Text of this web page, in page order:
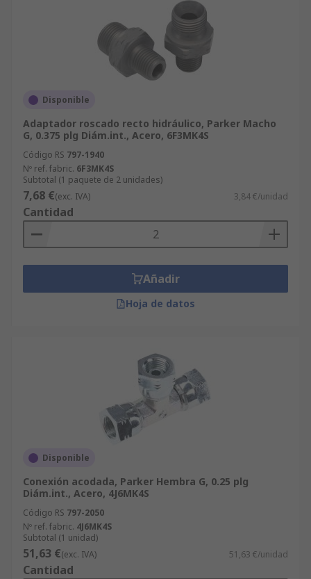
Disponible
Adaptador roscado recto hidráulico, Parker Macho
G, 0.375 plg Diám.int., Acero, 6F3MK4S
Código RS 797-1940
Nº ref. fabric. 6F3MK4S
Subtotal (1 paquete de 2 unidades)
7,68 €(exc. IVA) 3,84 €/unidad
Cantidad
Añadir
Hoja de datos
Disponible
Conexión acodada, Parker Hembra G, 0.25 plg
Diám.int., Acero, 4J6MK4S
Código RS 797-2050
Nº ref. fabric. 4J6MK4S
Subtotal (1 unidad)
51,63 €(exc. IVA) 51,63 €/unidad
Cantidad